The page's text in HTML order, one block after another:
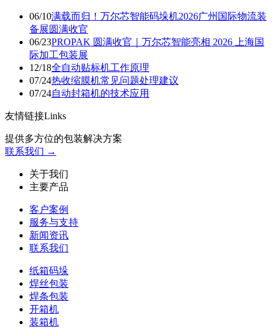
06/10满载而归！万尔芯智能码垛机2026广州国际物流装
备展圆满收官
06/23PROPAK 圆满收官｜万尔芯智能亮相 2026 上海国
际加工包装展
12/18​全自动贴标机工作原理
07/24热收缩膜机常见问题处理建议
07/24自动封箱机的技术应用
友情链接Links
提供多方位的包装解决方案
联系我们 →
关于我们
主要产品
客户案例
服务与支持
新闻资讯
联系我们
纸箱码垛
焊丝包装
焊条包装
开箱机
装箱机